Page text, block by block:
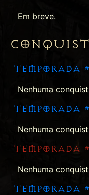
Em breve.
TEMPORADA
Nenhuma
TEMPORADA
Nenhuma
TEMPORADA
Nenhuma
TEMPORADA